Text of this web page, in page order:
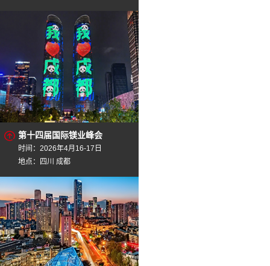
第十四届国际镁业峰会
时间：2026年4月16-17日
地点：四川 成都